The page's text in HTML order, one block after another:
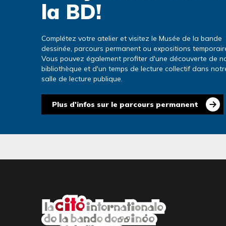
la BD!
Complétez votre atelier et visitez le Musée de la bande
dessinée, parcours permanent ou expositions
Vous pouvez également profiter d'une découverte de
bibliothèque et d'un temps de lecture collectif dans
salle de lecture publique.
LienPlus d'infos sur le parcours permanent